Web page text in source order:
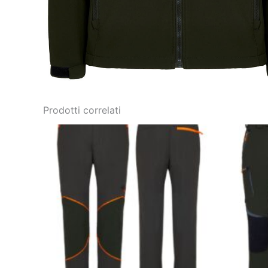
Prodotti correlati